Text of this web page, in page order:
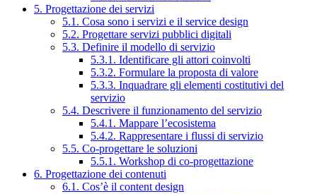
5. Progettazione dei servizi
5.1. Cosa sono i servizi e il service design
5.2. Progettare servizi pubblici digitali
5.3. Definire il modello di servizio
5.3.1. Identificare gli attori coinvolti
5.3.2. Formulare la proposta di valore
5.3.3. Inquadrare gli elementi costitutivi del
servizio
5.4. Descrivere il funzionamento del servizio
5.4.1. Mappare l’ecosistema
5.4.2. Rappresentare i flussi di servizio
5.5. Co-progettare le soluzioni
5.5.1. Workshop di co-progettazione
6. Progettazione dei contenuti
6.1. Cos’è il content design